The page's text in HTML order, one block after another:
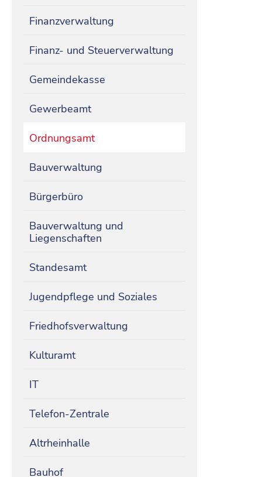
Finanzverwaltung
Finanz- und Steuerverwaltung
Gemeindekasse
Gewerbeamt
Ordnungsamt
Bauverwaltung
Bürgerbüro
Bauverwaltung und
Liegenschaften
Standesamt
Jugendpflege und Soziales
Friedhofsverwaltung
Kulturamt
IT
Telefon-Zentrale
Altrheinhalle
Bauhof